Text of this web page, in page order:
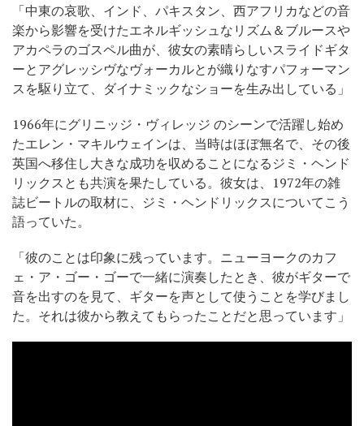
「中東の哀歌、インド、パキスタン、西アフリカなどの音
楽から影響を受けたエネルギッシュなリズム＆ブルースや
アカペラのゴスペル曲が、彼女の素晴らしいスライドギタ
ーとアグレッシヴなヴォーカルとが織りなすパフォーマン
スを駆り立て、ダイナミックなショーを生み出している」
1966年にグリニッジ・ヴィレッジ のシーンで活躍し始め
たエレン・マキルウェインは、当時はほぼ無名で、その後
英国へ移住し大きな成功を収めることになるジミ・ヘンド
リックスとも共演を果たしている。彼女は、1972年の雑
誌ビートルの取材に、ジミ・ヘンドリックスについてこう
語っていた。
「彼のことは印象に残っています。ニューヨークのカフ
ェ・ア・ゴー・ゴーで一緒に演奏したとき、彼がギターで
音を出すのを見て、ギターを声として使うことを学びまし
た。それは彼から教えてもらったことだと思っています」